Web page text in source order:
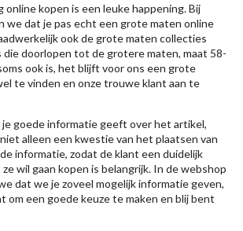
kopen is een leuke happening. Bij
we dat je pas echt een grote maten online
ook de grote maten collecties
doorlopen tot de grotere maten, maat 58-
ook is, het blijft voor ons een grote
te vinden en onze trouwe klant aan te
goede informatie geeft over het artikel,
alleen een kwestie van het plaatsen van
informatie, zodat de klant een duidelijk
wil gaan kopen is belangrijk. In de webshop
dat we je zoveel mogelijk informatie geven,
om een goede keuze te maken en blij bent